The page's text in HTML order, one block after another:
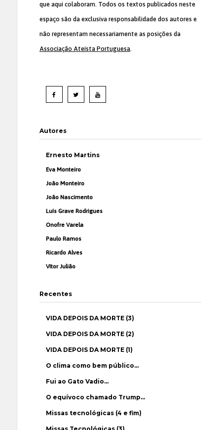
que aqui colaboram. Todos os textos publicados neste
espaço são da exclusiva responsabilidade dos autores e
não representam necessariamente as posições da
Associação Ateísta Portuguesa.
Autores
Ernesto Martins
Eva Monteiro
João Monteiro
João Nascimento
Luís Grave Rodrigues
Onofre Varela
Paulo Ramos
Ricardo Alves
Vítor Julião
Recentes
VIDA DEPOIS DA MORTE (3)
VIDA DEPOIS DA MORTE (2)
VIDA DEPOIS DA MORTE (1)
O clima como bem público…
Fui ao Gato Vadio…
O equívoco chamado Trump…
Missas tecnológicas (4 e fim)